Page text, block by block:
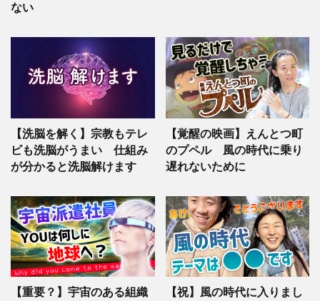
ない
【洗脳を解く】宗教もテレ
ビも洗脳がうまい 仕組み
が分かると洗脳解けます
【覚醒の映画】えんとつ町
のプペル 風の時代に乗り
遅れないために
【重要？】宇宙のある組織
【祝】風の時代に入りまし